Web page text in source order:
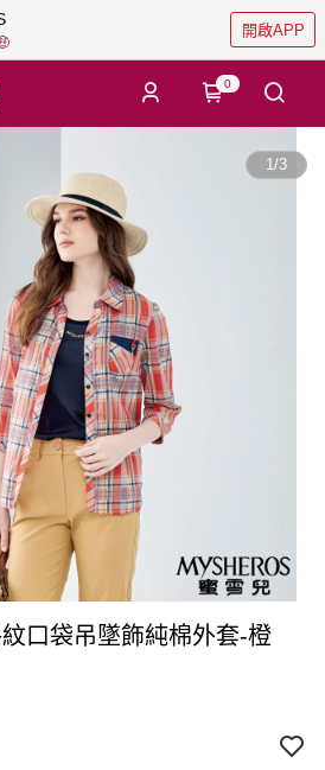
開啟APP
0
1/3
紋口袋吊墜飾純棉外套-橙